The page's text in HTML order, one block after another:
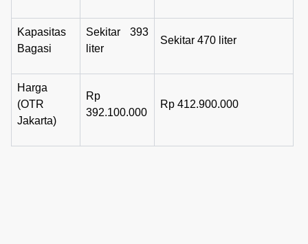
Kapasitas
Bagasi
Sekitar 393
liter
Sekitar 470 liter
Harga
(OTR
Jakarta)
Rp
392.100.000
Rp 412.900.000